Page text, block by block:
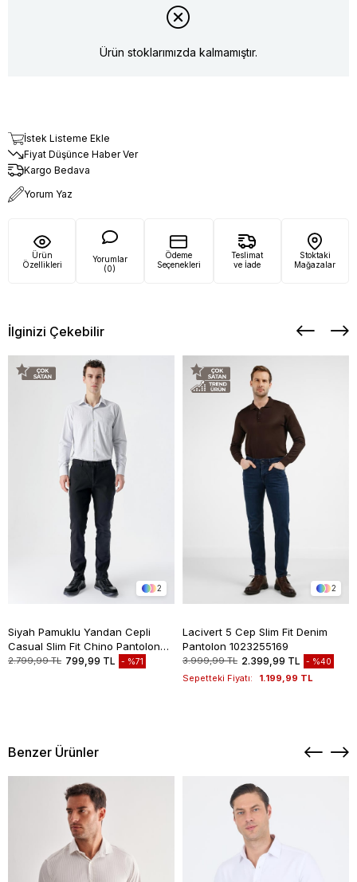
Ürün stoklarımızda kalmamıştır.
İstek Listeme Ekle
Fiyat Düşünce Haber Ver
Kargo Bedava
Yorum Yaz
Ürün
Özellikleri
Yorumlar
(0)
Ödeme
Seçenekleri
Teslimat
ve İade
Stoktaki
Mağazalar
İlginizi Çekebilir
2
Siyah Pamuklu Yandan Cepli
Casual Slim Fit Chino Pantolon
1003235117
2.799,99 TL 799,99 TL %71
2
Lacivert 5 Cep Slim Fit Denim
Pantolon 1023255169
3.999,99 TL 2.399,99 TL %40
Sepetteki Fiyatı: 1.199,99 TL
Benzer Ürünler